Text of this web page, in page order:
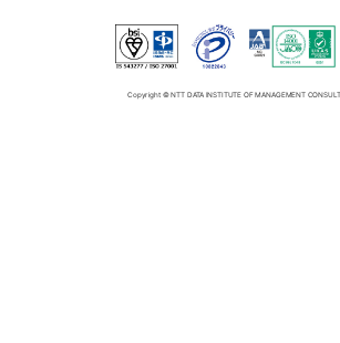
Copyright © NTT DATA INSTITUTE OF MANAGEMENT